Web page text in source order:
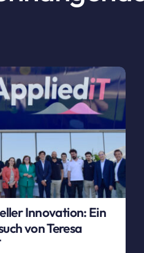
Innovation: Ein
von Teresa